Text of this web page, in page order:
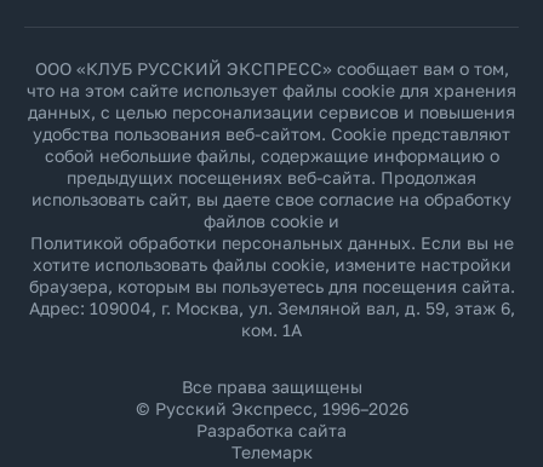
ООО «КЛУБ РУССКИЙ ЭКСПРЕСС» сообщает вам о том,
что на этом сайте использует файлы cookie для хранения
данных, с целью персонализации сервисов и повышения
удобства пользования веб-сайтом. Cookie представляют
собой небольшие файлы, содержащие информацию о
предыдущих посещениях веб-сайта. Продолжая
использовать сайт, вы даете свое согласие на обработку
файлов cookie и
Политикой обработки персональных данных. Если вы не
хотите использовать файлы cookie, измените настройки
браузера, которым вы пользуетесь для посещения сайта.
Адрес: 109004, г. Москва, ул. Земляной вал, д. 59, этаж 6,
ком. 1А
Все права защищены
© Русский Экспресс, 1996–2026
Разработка сайта
Телемарк